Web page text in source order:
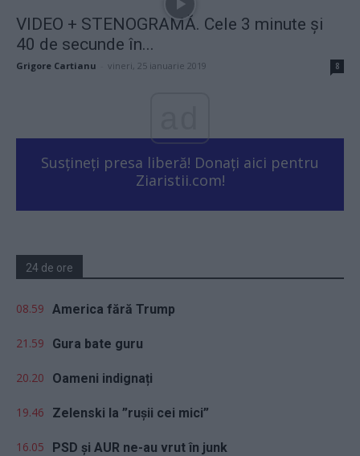
VIDEO + STENOGRAMĂ. Cele 3 minute și
40 de secunde în...
Grigore Cartianu vineri, 25 ianuarie 2019 8
Susțineți presa liberă! Donați aici pentru
Ziaristii.com!
24 de ore
08.59 America fără Trump
21.59 Gura bate guru
20.20 Oameni indignați
19.46 Zelenski la ”rușii cei mici”
16.05 PSD și AUR ne-au vrut în junk